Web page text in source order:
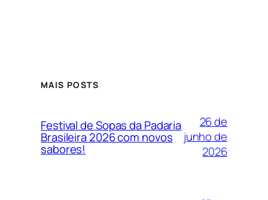
MAIS POSTS
Festival de Sopas da Padaria
Brasileira 2026 com novos
sabores!
26 de
junho de
2026